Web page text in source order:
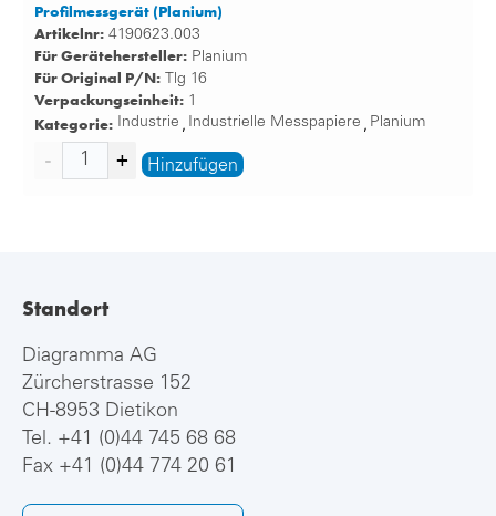
Profilmessgerät (Planium)
Artikelnr: 4190623.003
Für Gerätehersteller: Planium
Für Original P/N: Tlg 16
Verpackungseinheit: 1
Kategorie: Industrie , Industrielle Messpapiere , Planium
Hinzufügen
Standort
Diagramma AG
Zürcherstrasse 152
CH-8953 Dietikon
Tel. +41 (0)44 745 68 68
Fax +41 (0)44 774 20 61